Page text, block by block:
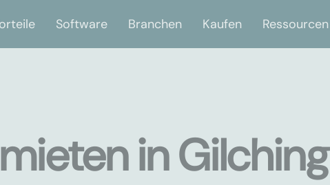
Software Branchen Kaufen Ressourcen
in Gilching